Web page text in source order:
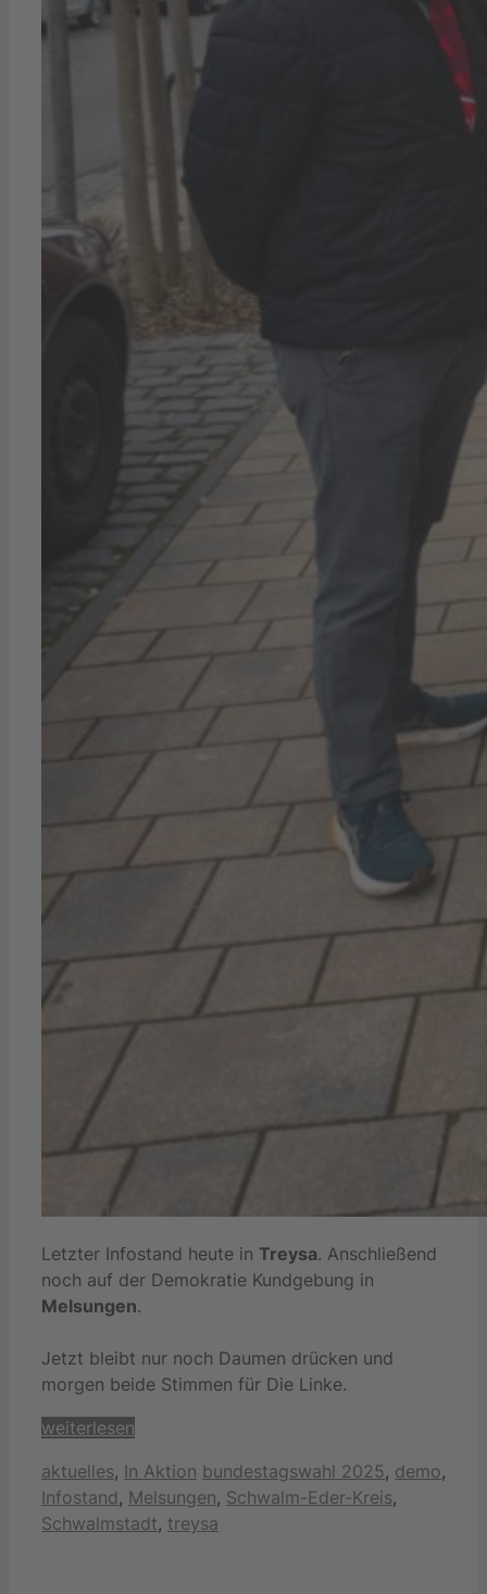
Letzter Infostand heute in Treysa. Anschließend
noch auf der Demokratie Kundgebung in
Melsungen.
Jetzt bleibt nur noch Daumen drücken und
morgen beide Stimmen für Die Linke.
weiterlesen
Kategorien
aktuelles, In Aktion Schlagwörter
bundestagswahl 2025, demo,
Infostand, Melsungen, Schwalm-Eder-Kreis,
Schwalmstadt, treysa